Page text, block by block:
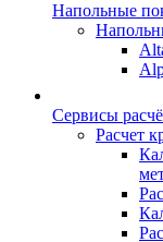
Напольные
Сервисы
Расчет